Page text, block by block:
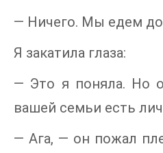
— Ничего. Мы едем
Я закатила глаза:
— Это я поняла. Но
вашей семьи есть
— Ага, — он пожал